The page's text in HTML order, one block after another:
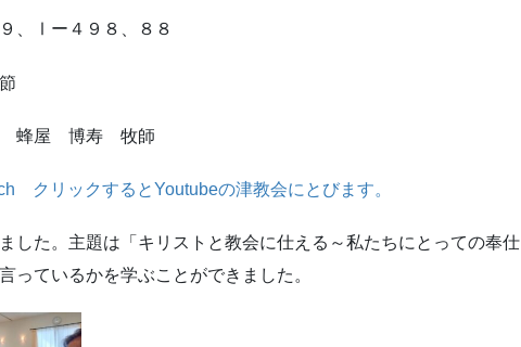
、Ⅰー４９８、８８
蜂屋 博寿 牧師
クリックするとYoutubeの津教会にとびます。
した。主題は「キリストと教会に仕える～私たちにとっての奉仕
っているかを学ぶことができました。